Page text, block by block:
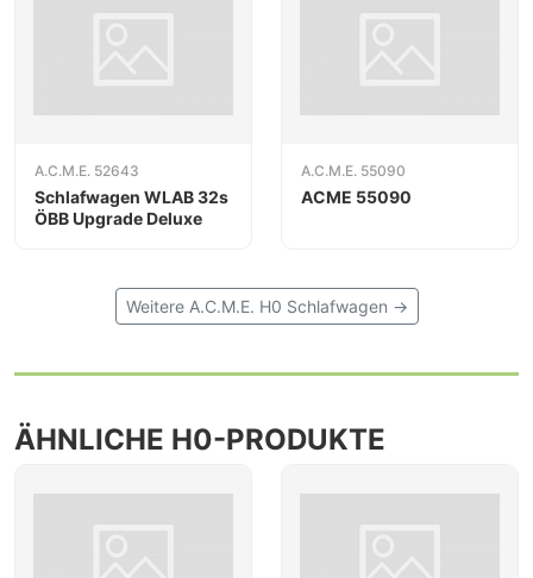
A.C.M.E. 52643
Schlafwagen WLAB 32s
ÖBB Upgrade Deluxe
A.C.M.E. 55090
ACME 55090
Weitere A.C.M.E. H0 Schlafwagen →
ÄHNLICHE H0-PRODUKTE